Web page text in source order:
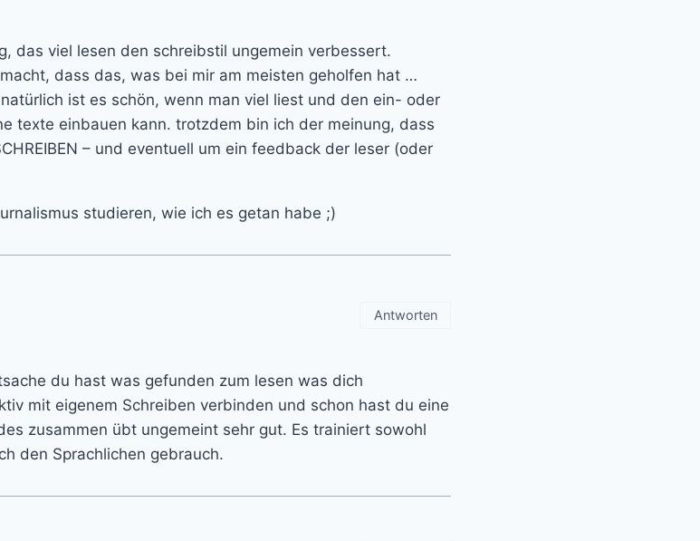
das viel lesen den schreibstil ungemein verbessert.
dass das, was bei mir am meisten geholfen hat …
ist es schön, wenn man viel liest und den ein- oder
texte einbauen kann. trotzdem bin ich der meinung, dass
– und eventuell um ein feedback der leser (oder
studieren, wie ich es getan habe ;)
du hast was gefunden zum lesen was dich
mit eigenem Schreiben verbinden und schon hast du eine
zusammen übt ungemeint sehr gut. Es trainiert sowohl
den Sprachlichen gebrauch.
Antworten